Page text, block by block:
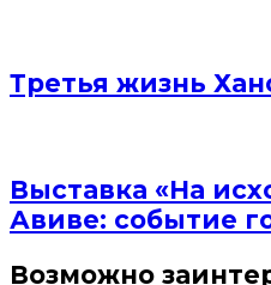
Третья жизнь
Выставка «На
Авиве: событие
Возможно